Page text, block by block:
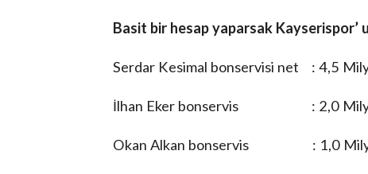
Basit bir hesap yaparsak Kayserispor’
Serdar Kesimal bonservisi net : 4,5
İlhan Eker bonservis : 2,0 Milyon
Okan Alkan bonservis : 1,0 Milyon